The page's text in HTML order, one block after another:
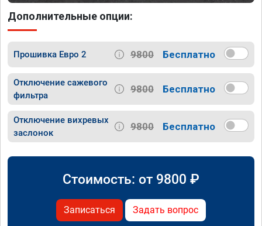
Дополнительные опции:
Прошивка Евро 2 9800 Бесплатно
Отключение сажевого
фильтра
9800 Бесплатно
Отключение вихревых
заслонок
9800 Бесплатно
Стоимость: от 9800 ₽
Записаться Задать вопрос